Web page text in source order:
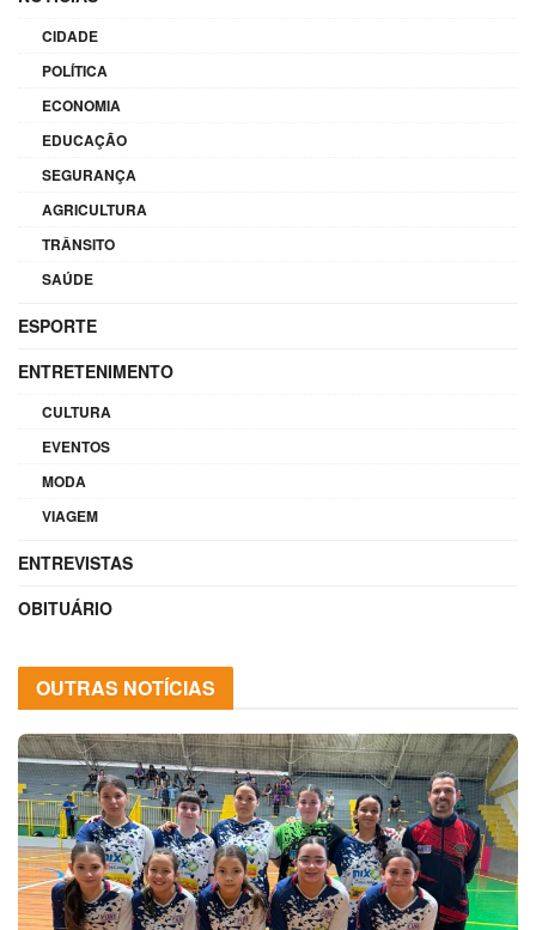
CIDADE
POLÍTICA
ECONOMIA
EDUCAÇÃO
SEGURANÇA
AGRICULTURA
TRÂNSITO
SAÚDE
ESPORTE
ENTRETENIMENTO
CULTURA
EVENTOS
MODA
VIAGEM
ENTREVISTAS
OBITUÁRIO
OUTRAS NOTÍCIAS